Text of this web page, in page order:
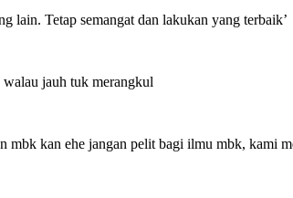
lain. Tetap semangat dan lakukan yang terbaik’
walau jauh tuk merangkul
mbk kan ehe jangan pelit bagi ilmu mbk, kami